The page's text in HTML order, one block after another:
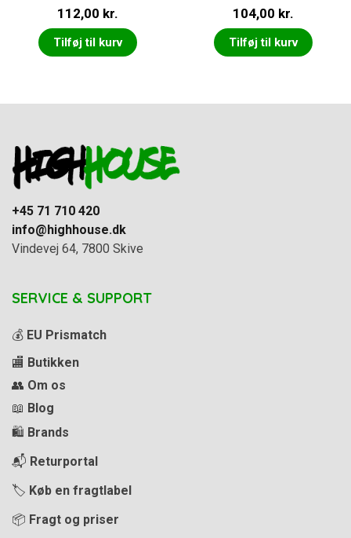
112,00 kr.
Tilføj til kurv
104,00 kr.
Tilføj til kurv
+45 71 710 420
info@highhouse.dk
Vindevej 64, 7800 Skive
SERVICE & SUPPORT
💰 EU Prismatch
🏬 Butikken
👥 Om os
📖 Blog
🛍️ Brands
📬 Returportal
🏷️ Køb en fragtlabel
📦 Fragt og priser